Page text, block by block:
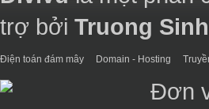
trợ bởi Truong
Điện toán đám mây Domain - Hosting
Đơn